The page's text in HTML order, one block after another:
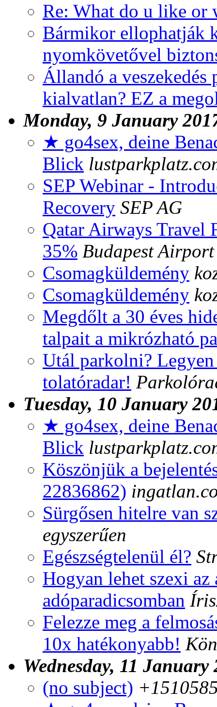
Re: What do u like or
Bármikor ellophatják
nyomkövetővel
Állandó a
kialvatlan? EZ a
Monday, 9 January
★ go4sex, deine
Blick
SEP Webinar -
Recovery SEP AG
Qatar Airways Travel
35% Budapest Airport
Csomagküldemény
Csomagküldemény
Megdőlt a 30 éves
talpait a mikrózható
Utál parkolni? Legyen
tolatóradar!
Tuesday, 10 January
★ go4sex, deine
Blick
Köszönjük a
22836862)
Sürgősen hitelre van
egyszerűen
Egészségtelenül él?
Hogyan lehet szexi
adóparadicsomban
Felezze meg a
10x hatékonyabb!
Wednesday, 11 January
(no subject)